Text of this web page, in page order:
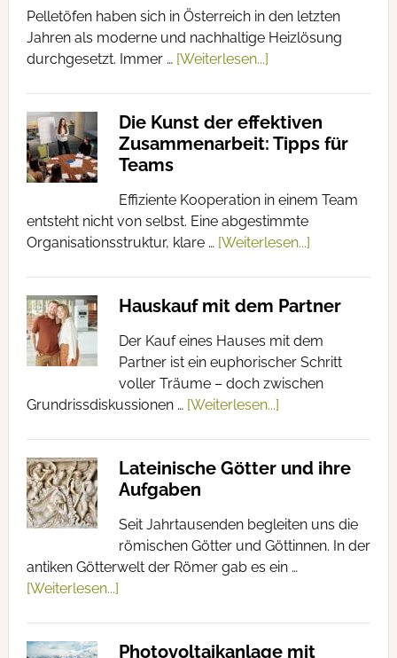
Pelletöfen haben sich in Österreich in den letzten
Jahren als moderne und nachhaltige Heizlösung
durchgesetzt. Immer … [Weiterlesen...]
Die Kunst der effektiven
Zusammenarbeit: Tipps für
Teams
Effiziente Kooperation in einem Team
entsteht nicht von selbst. Eine abgestimmte
Organisationsstruktur, klare … [Weiterlesen...]
Hauskauf mit dem Partner
Der Kauf eines Hauses mit dem
Partner ist ein euphorischer Schritt
voller Träume – doch zwischen
Grundrissdiskussionen … [Weiterlesen...]
Lateinische Götter und ihre
Aufgaben
Seit Jahrtausenden begleiten uns die
römischen Götter und Göttinnen. In der
antiken Götterwelt der Römer gab es ein …
[Weiterlesen...]
Photovoltaikanlage mit